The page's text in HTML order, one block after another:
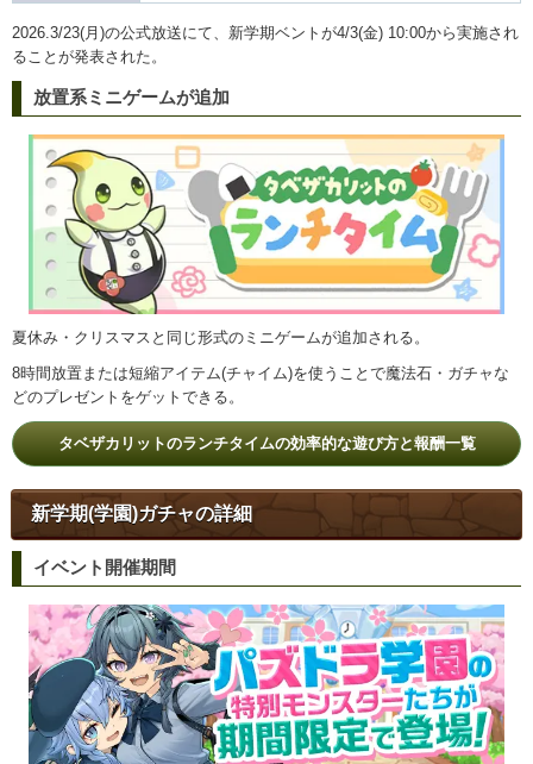
2026.3/23(月)の公式放送にて、新学期ベントが4/3(金) 10:00から実施され
ることが発表された。
放置系ミニゲームが追加
夏休み・クリスマスと同じ形式のミニゲームが追加される。
8時間放置または短縮アイテム(チャイム)を使うことで魔法石・ガチャな
どのプレゼントをゲットできる。
タベザカリットのランチタイムの効率的な遊び方と報酬一覧
新学期(学園)ガチャの詳細
イベント開催期間